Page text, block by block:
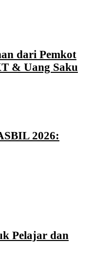
dari Pemkot
& Uang Saku
2026:
Pelajar dan